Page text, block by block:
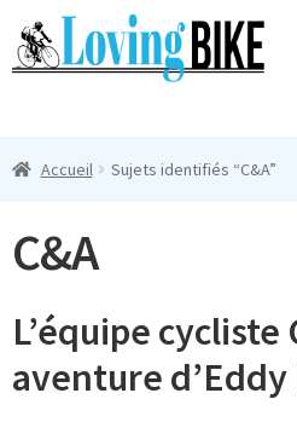
Aller
à
la
Aller
au
contenu
Manches Courtes
Manches Longues
Femmes
T-Shirts
Accueil Sujets identifiés “C&A”
C&A
L’équipe cycliste
aventure